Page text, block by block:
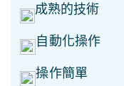
成熟的技術
自動化操作
操作簡單